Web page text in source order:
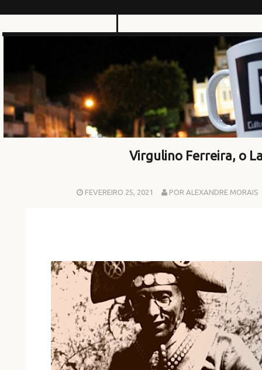
Virgulino Ferreira, o
FEVEREIRO 25, 2021 POR ALEXANDRE MORAIS